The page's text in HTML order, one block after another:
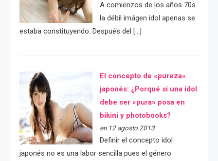
A comienzos de los años 70s
la débil imágen idol apenas se
estaba constituyendo. Después del […]
El concepto de «pureza»
japonés: ¿Porqué si una idol
debe ser «pura» posa en
bikini y photobooks?
en 12 agosto 2013
Definir el concepto idol
japonés no es una labor sencilla pues el género